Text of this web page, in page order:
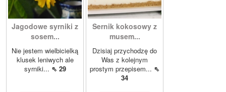
Jagodowe syrniki z
sosem...
Nie jestem wielbicielką
klusek leniwych ale
syrniki... ⇖ 29
Sernik kokosowy z
musem...
Dzisiaj przychodzę do
Was z kolejnym
prostym przepisem... ⇖
34